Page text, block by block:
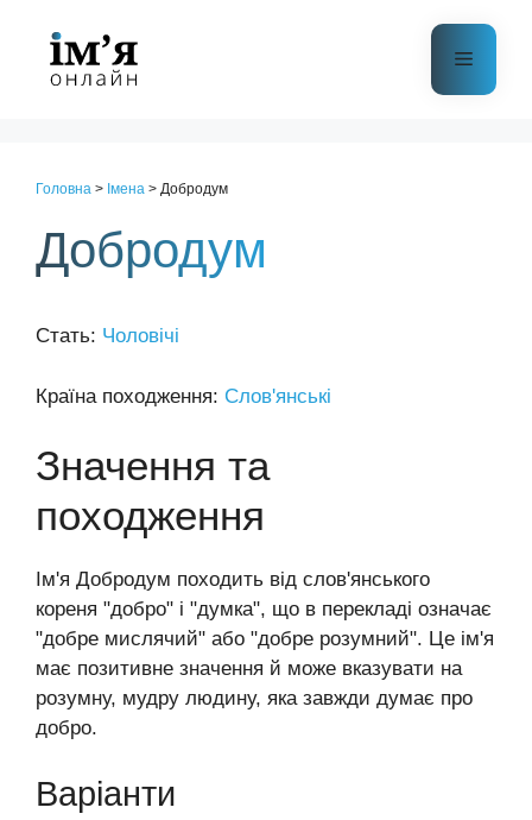
контенту
Меню
Головна > Імена > Добродум
Добродум
Стать: Чоловічі
Країна походження: Слов'янські
Значення та
походження
Ім'я Добродум походить від слов'янського
кореня "добро" і "думка", що в перекладі означає
"добре мислячий" або "добре розумний". Це ім'я
має позитивне значення й може вказувати на
розумну, мудру людину, яка завжди думає про
добро.
Варіанти